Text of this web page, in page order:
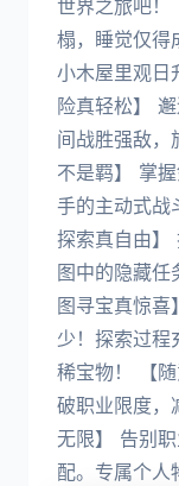
世界之旅吧！
榻，睡觉仅得
小木屋里观日
险真轻松】
间战胜强敌，
不是羁】 掌
手的主动式战
探索真自由】
图中的隐藏任
图寻宝真惊喜
少！探索过程
稀宝物！ 【
破职业限度，
无限】 告别
配。专属个人